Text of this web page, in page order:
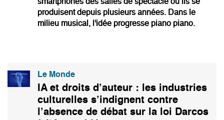
smartphones des salles de spectacle où ils se
produisent depuis plusieurs années. Dans le
milieu musical, l'idée progresse piano piano.
Le Monde
IA et droits d’auteur : les industries
culturelles s’indignent contre
l’absence de débat sur la loi Darcos